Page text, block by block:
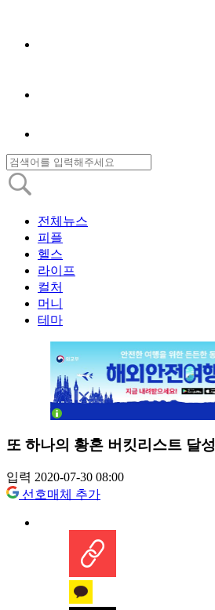
전체뉴스
피플
헬스
라이프
컬처
머니
테마
또 하나의 황혼 버킷리스트 달성
입력 2020-07-30 08:00
선호매체 추가